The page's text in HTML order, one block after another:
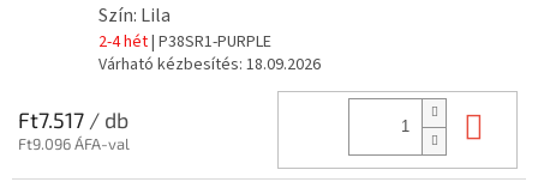
Szín: Lila
2-4 hét| P38SR1-PURPLE
Várható kézbesítés: 18.09.2026
Ft7.517 / db
Ft9.096 ÁFA-val